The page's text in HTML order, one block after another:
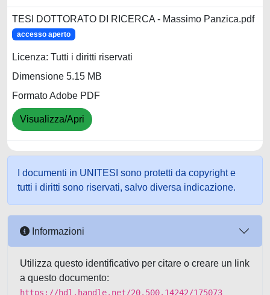
TESI DOTTORATO DI RICERCA - Massimo Panzica.pdf
accesso aperto
Licenza: Tutti i diritti riservati
Dimensione 5.15 MB
Formato Adobe PDF
Visualizza/Apri
I documenti in UNITESI sono protetti da copyright e
tutti i diritti sono riservati, salvo diversa indicazione.
Informazioni
Utilizza questo identificativo per citare o creare un link
a questo documento:
https://hdl.handle.net/20.500.14242/175073